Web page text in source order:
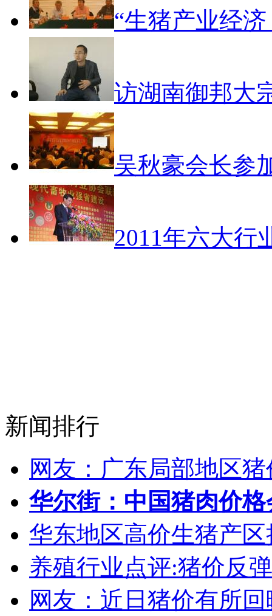
“生猪产业经
访湖南御邦大
吴秋豪会长参
2011年六大行
新闻排行
网友：广东局部地区
华尔街：中国猪肉价
华东地区高价生猪产
养殖行业点评:猪价反
网友：近日猪价有所